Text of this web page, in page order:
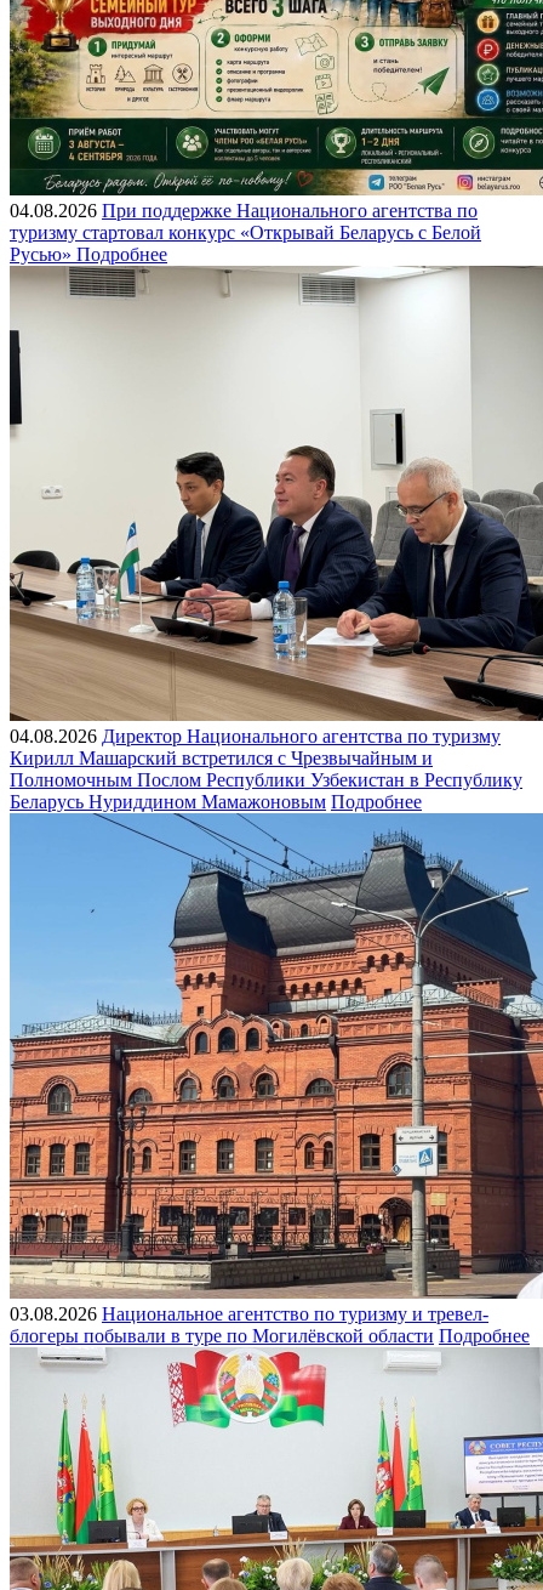
04.08.2026 При поддержке Национального агентства по
туризму стартовал конкурс «Открывай Беларусь с Белой
Русью» Подробнее
04.08.2026 Директор Национального агентства по туризму
Кирилл Машарский встретился с Чрезвычайным и
Полномочным Послом Республики Узбекистан в Республику
Беларусь Нуриддином Мамажоновым Подробнее
03.08.2026 Национальное агентство по туризму и тревел-
блогеры побывали в туре по Могилёвской области Подробнее